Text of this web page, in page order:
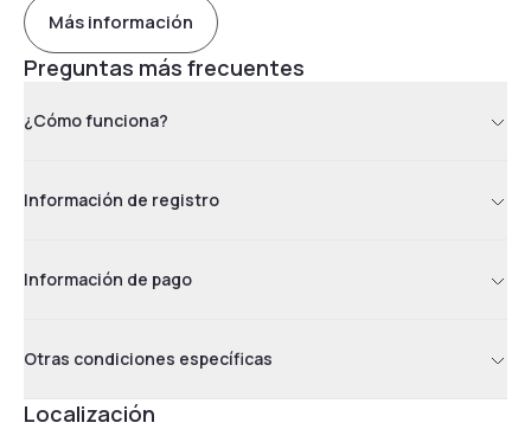
Más información
Preguntas más frecuentes
¿Cómo funciona?
Información de registro
Información de pago
Otras condiciones específicas
Localización